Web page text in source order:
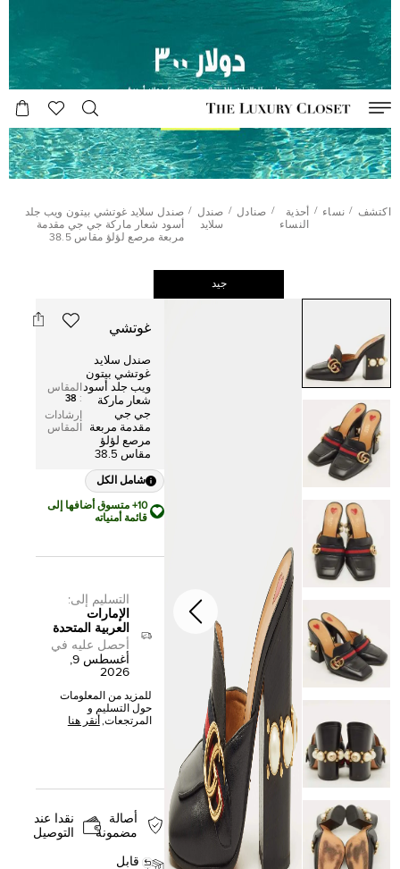
اكتشف / نساء /
أحذية
النساء
/ صنادل / صندل
سلايد
/ صندل سلايد غوتشي بيتون ويب جلد
أسود شعار ماركة جي جي مقدمة
مربعة مرصع لؤلؤ مقاس 38.5
جيد
غوتشي
صندل سلايد
غوتشي بيتون
ويب جلد أسود
شعار ماركة
جي جي
مقدمة مربعة
مرصع لؤلؤ
مقاس 38.5
المقاس
:
38
إرشادات
المقاس
شامل الكل
10+ متسوق أضافها إلى
قائمة أمنياته
التسليم إلى:
الإمارات
العربية المتحدة
أحصل عليه في
أغسطس 9,
2026
للمزيد من المعلومات
حول التسليم و
المرتجعات, أنقر هنا
أصالة
مضمونة
نقدا عند
التوصيل
قابل